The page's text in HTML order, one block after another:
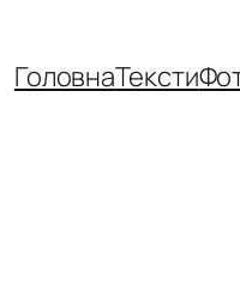
ГоловнаТексти